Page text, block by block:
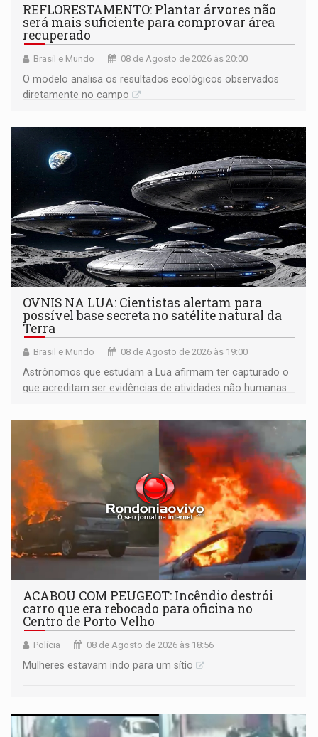
REFLORESTAMENTO: Plantar árvores não
será mais suficiente para comprovar área
recuperado
Brasil e Mundo 08 de Agosto de 2026 às 20:00
O modelo analisa os resultados ecológicos observados
diretamente no campo
OVNIS NA LUA: Cientistas alertam para
possível base secreta no satélite natural da
Terra
Brasil e Mundo 08 de Agosto de 2026 às 19:00
Astrônomos que estudam a Lua afirmam ter capturado o
que acreditam ser evidências de atividades não humanas
órbita
ACABOU COM PEUGEOT: Incêndio destrói
carro que era rebocado para oficina no
Centro de Porto Velho
Polícia 08 de Agosto de 2026 às 18:56
Mulheres estavam indo para um sítio